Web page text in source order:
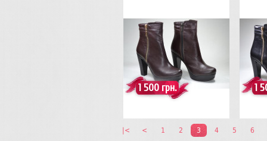
Купить
1 500 грн. 1
|< < 1 2 3 4 5 6